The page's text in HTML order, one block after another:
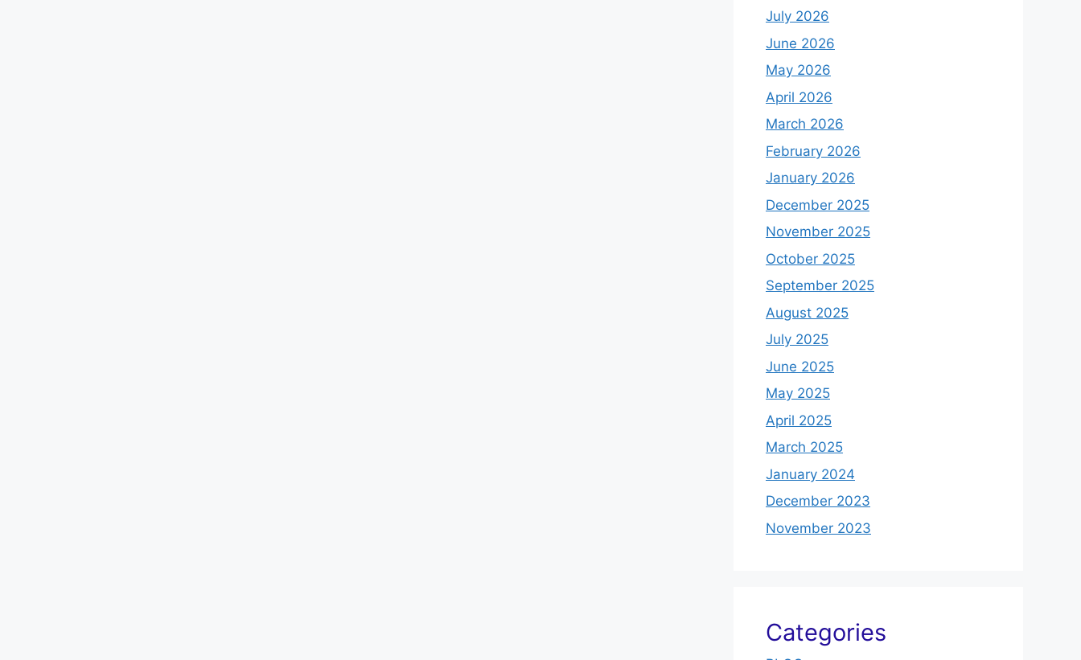
July 2026
June 2026
May 2026
April 2026
March 2026
February 2026
January 2026
December 2025
November 2025
October 2025
September 2025
August 2025
July 2025
June 2025
May 2025
April 2025
March 2025
January 2024
December 2023
November 2023
Categories